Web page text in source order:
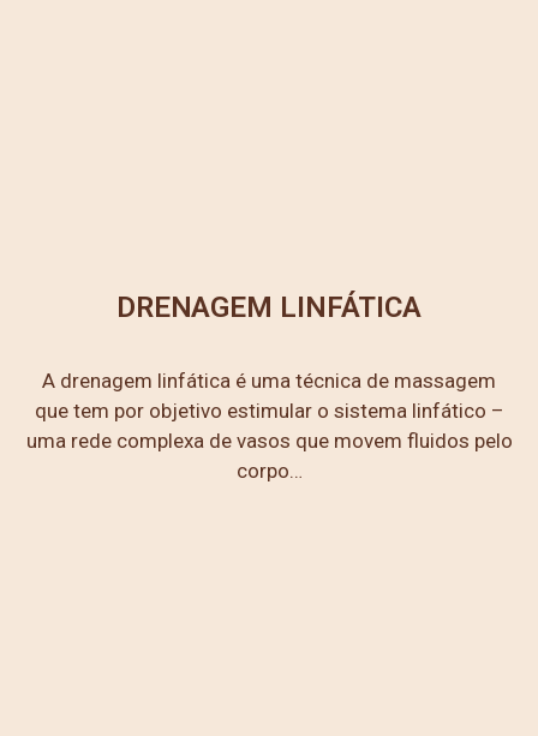
DRENAGEM LINFÁTICA
A drenagem linfática é uma técnica de massagem
que tem por objetivo estimular o sistema linfático –
uma rede complexa de vasos que movem fluidos pelo
corpo…